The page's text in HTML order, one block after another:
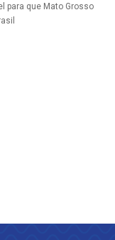
para que Mato Grosso